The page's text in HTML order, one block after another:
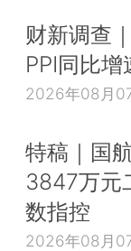
财新调查
PPI同比
2026年08月
特稿｜国
3847万元
数指控
2026年08月